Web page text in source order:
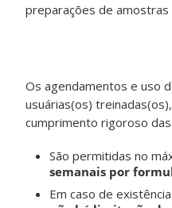
preparações de
Os agendamentos e uso
usuárias(os)
cumprimento rigoroso
São permitidas no
semanais por
Em caso de